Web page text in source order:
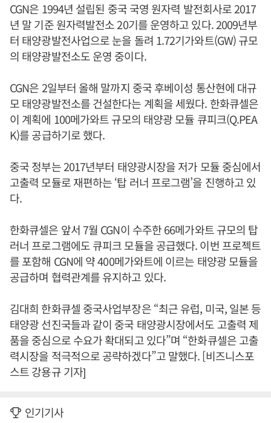
CGN은 1994년 설립된 중국 국영 원자력 발전회사로 2017
년 말 기준 원자력발전소 20기를 운영하고 있다. 2009년부
터 태양광발전사업으로 눈을 돌려 1.72기가와트(GW) 규모
의 태양광발전소도 운영 중이다.
CGN은 2일부터 올해 말까지 중국 후베이성 통산현에 대규
모 태양광발전소를 건설한다는 계획을 세웠다. 한화큐셀은
이 계획에 100메가와트 규모의 태양광 모듈 큐피크(Q.PEA
K)를 공급하기로 했다.
중국 정부는 2017년부터 태양광시장을 저가 모듈 중심에서
고출력 모듈로 재편하는 ‘탑 러너 프로그램’을 진행하고 있
다.
한화큐셀은 앞서 7월 CGN이 수주한 66메가와트 규모의 탑
러너 프로그램에도 큐피크 모듈을 공급했다. 이번 프로젝트
를 포함해 CGN에 약 400메가와트에 이르는 태양광 모듈을
공급하며 협력관계를 유지하고 있다.
김대희 한화큐셀 중국사업부장은 “최근 유럽, 미국, 일본 등
태양광 선진국들과 같이 중국 태양광시장에서도 고출력 제
품을 중심으로 수요가 확대되고 있다”며 “한화큐셀은 고출
력시장을 적극적으로 공략하겠다”고 말했다. [비즈니스포
스트 강용규 기자]
인기기사